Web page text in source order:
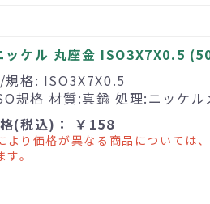
ッケル 丸座金 ISO3X7X0.5
規格: ISO3X7X0.5
規格 材質:真鍮 処理:ニッケル
(税込)： ￥158
より価格が異なる商品については
。